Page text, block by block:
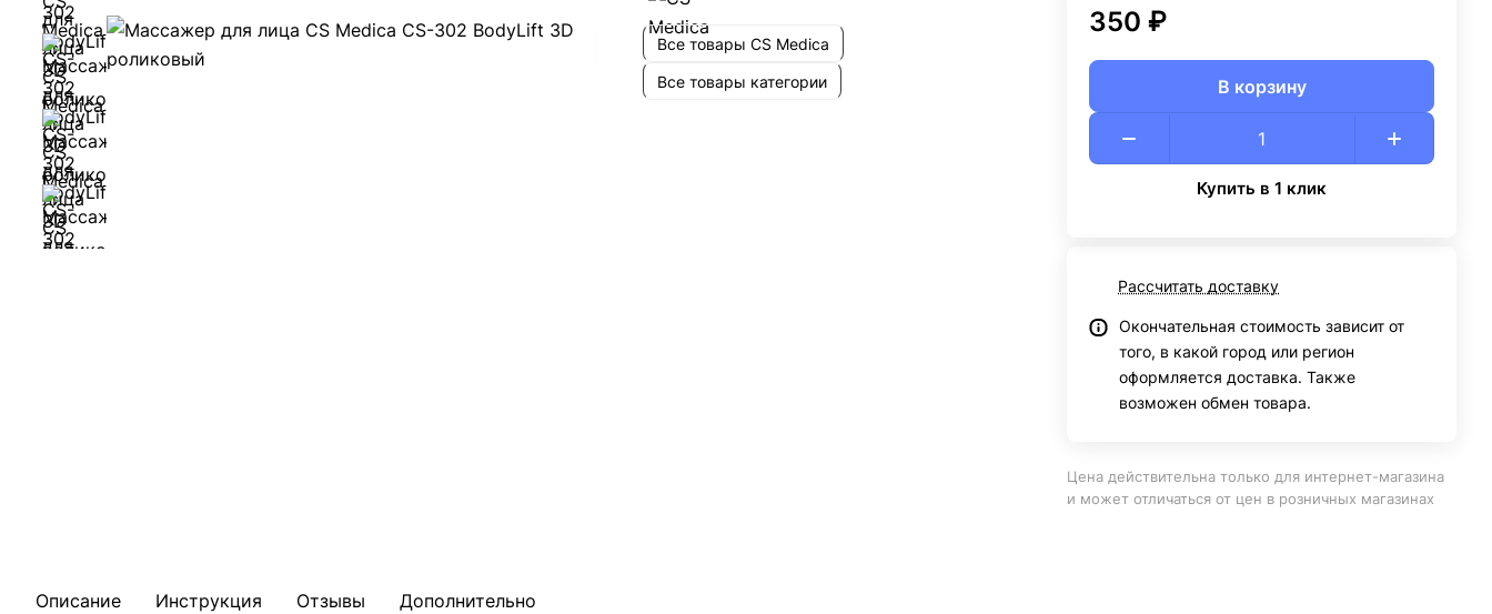
Все товары CS Medica
Все товары категории
350 ₽
В корзину
Купить в 1 клик
Рассчитать доставку
Окончательная стоимость зависит от
того, в какой город или регион
оформляется доставка. Также
возможен обмен товара.
Цена действительна только для интернет-магазина
и может отличаться от цен в розничных магазинах
Описание Инструкция Отзывы Дополнительно